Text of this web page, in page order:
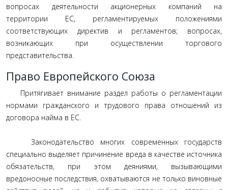
вопросах деятельности акционерных компаний на
территории ЕС, регламентируемых положениями
соответствующих директив и регламентов; вопросах,
возникающих при осуществлении торгового
представительства.
Право Европейского Союза
Притягивает внимание раздел работы о регламентации
нормами гражданского и трудового права отношений из
договора найма в ЕС.
Законодательство многих современных государств
специально выделяет причинение вреда в качестве источника
обязательств, при этом деяниями, вызывающими
вредоносные последствия, охватываются не только виновные